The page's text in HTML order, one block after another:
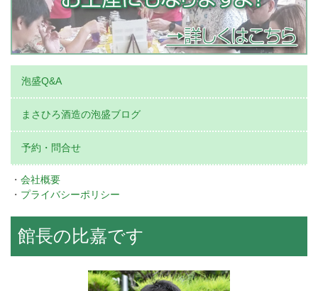
泡盛Q&A
まさひろ酒造の泡盛ブログ
予約・問合せ
・ 会社概要
・ プライバシーポリシー
館長の比嘉です